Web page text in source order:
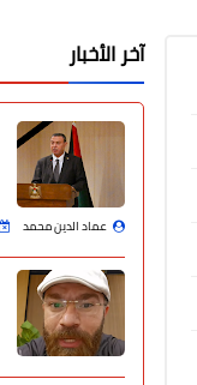
آخر الأخبار
عماد الدين محمد